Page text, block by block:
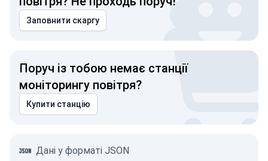
Заповнити скаргу
Поруч із тобою немає станції
моніторингу повітря?
Купити станцію
Дані у форматі JSON